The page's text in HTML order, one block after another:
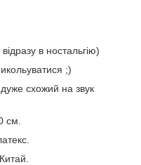
в ностальгію)
;)
схожий на звук
см.